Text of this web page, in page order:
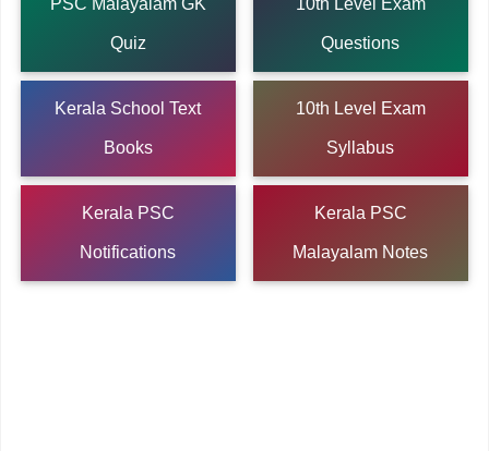
Quiz Questions
Kerala School Text
Books
10th Level Exam
Syllabus
Kerala PSC
Notifications
Kerala PSC
Malayalam Notes